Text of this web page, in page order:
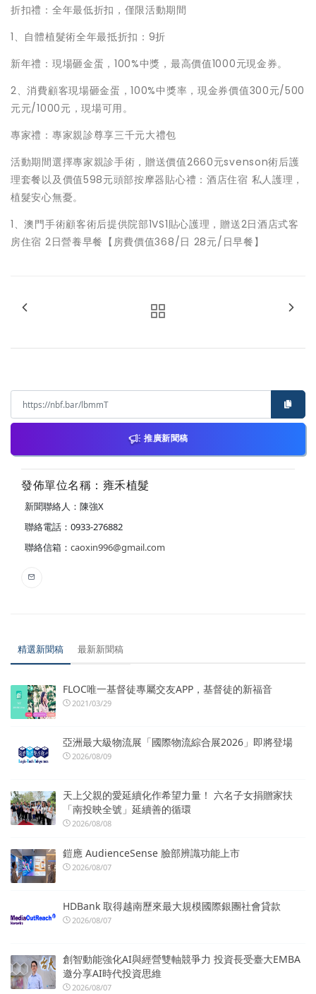
折扣禮：全年最低折扣，僅限活動期間
1、自體植髮術全年最抵折扣：9折
新年禮：現場砸金蛋，100%中獎，最高價值1000元現金券。
2、消費顧客現場砸金蛋，100%中獎率，現金券價值300元/500
元元/1000元，現場可用。
專家禮：專家親診尊享三千元大禮包
活動期間選擇專家親診手術，贈送價值2660元svenson術后護
理套餐以及價值598元頭部按摩器貼心禮：酒店住宿 私人護理，
植髮安心無憂。
1、澳門手術顧客術后提供院部1VS1貼心護理，贈送2日酒店式客
房住宿 2日營養早餐【房費價值368/日 28元/日早餐】
推廣新聞稿
發佈單位名稱：雍禾植髮
新聞聯絡人：陳強X
聯絡電話：0933-276882
聯絡信箱： caoxin996@gmail.com
精選新聞稿 最新新聞稿
FLOC唯一基督徒專屬交友APP，基督徒的新福音
2021/03/29
亞洲最大級物流展「國際物流綜合展2026」即將登場
2026/08/09
天上父親的愛延續化作希望力量！ 六名子女捐贈家扶
「南投映全號」延續善的循環
2026/08/08
鎧應 AudienceSense 臉部辨識功能上市
2026/08/07
HDBank 取得越南歷來最大規模國際銀團社會貸款
2026/08/07
創智動能強化AI與經營雙軸競爭力 投資長受臺大EMBA
邀分享AI時代投資思維
2026/08/07